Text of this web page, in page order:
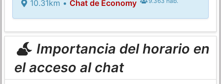
10.31km • Chat de Economy
Importancia del horario en
el acceso al chat